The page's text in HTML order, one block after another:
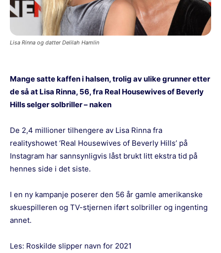
Lisa Rinna og datter Delilah Hamlin
Mange satte kaffen i halsen, trolig av ulike grunner etter
de så at Lisa Rinna, 56, fra Real Housewives of Beverly
Hills selger solbriller – naken
De 2,4 millioner tilhengere av Lisa Rinna fra
realityshowet ‘Real Housewives of Beverly Hills’ på
Instagram har sannsynligvis låst brukt litt ekstra tid på
hennes side i det siste.
I en ny kampanje poserer den 56 år gamle amerikanske
skuespilleren og TV-stjernen iført solbriller og ingenting
annet.
Les: Roskilde slipper navn for 2021